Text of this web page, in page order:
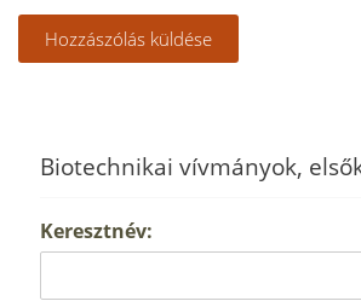
Biotechnikai vívmányok,
Keresztnév: